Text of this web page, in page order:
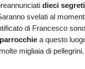
dieci segreti
svelati al
di Francesco
a questo
migliaia di pellegrini.